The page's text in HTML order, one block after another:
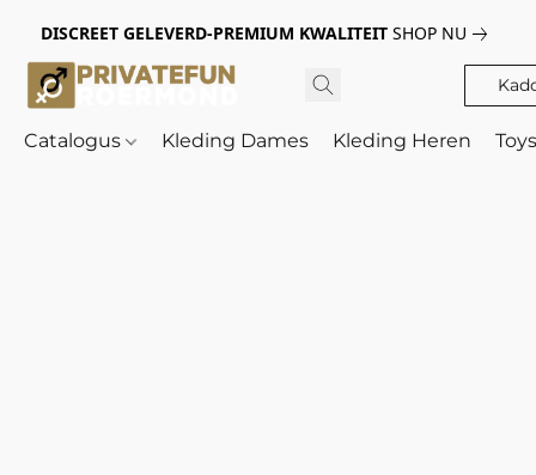
DISCREET GELEVERD-PREMIUM KWALITEIT SHOP NU
Catalogus Kleding Dames Kleding Heren